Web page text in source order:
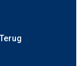
Terug